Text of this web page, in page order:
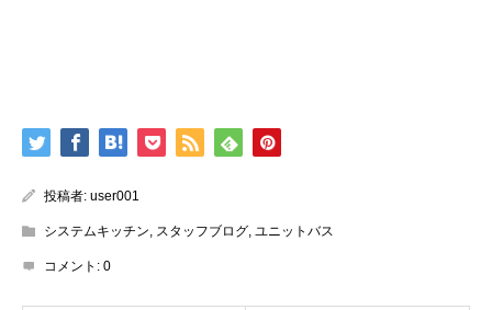
投稿者: user001
システムキッチン, スタッフブログ, ユニットバス
コメント: 0